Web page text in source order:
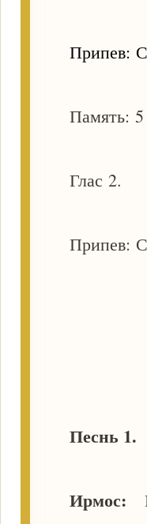
Припев:
Память:
Глас 2.
Припев:
Песнь 1.
Ирмос: